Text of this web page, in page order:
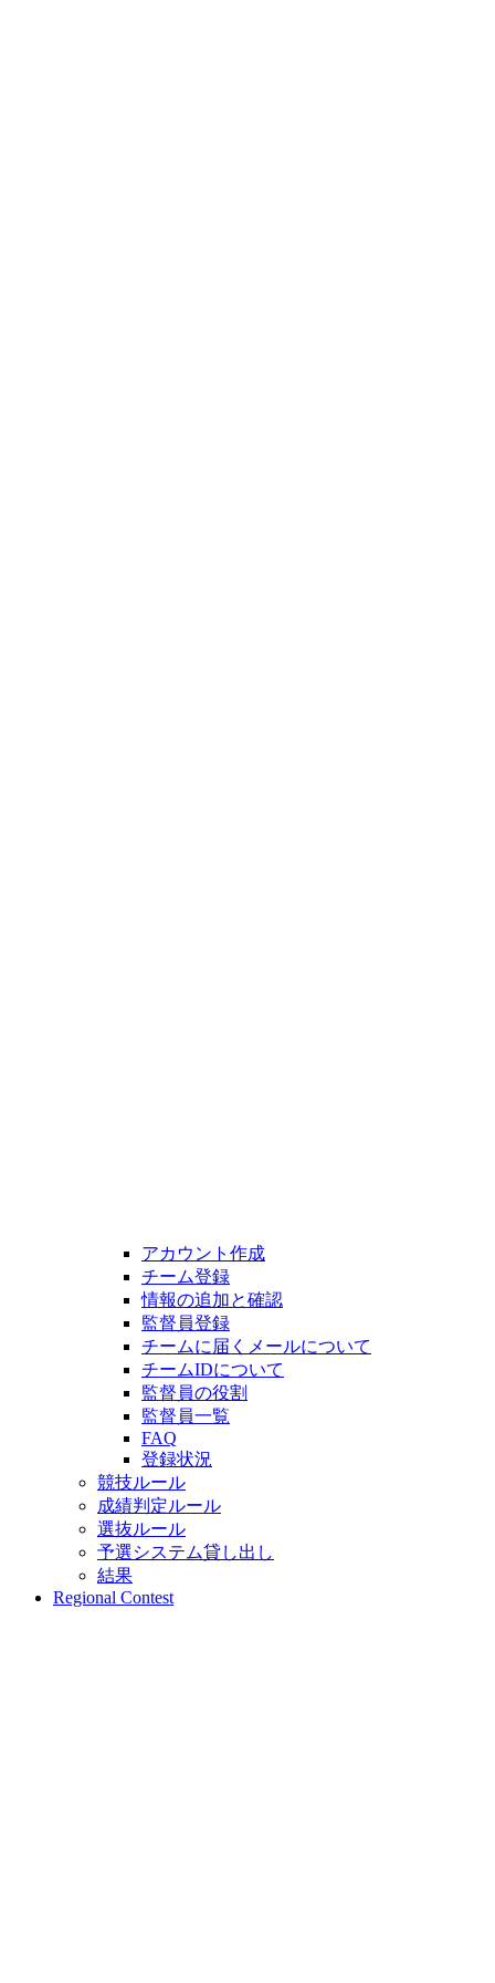
アカウント作成
チーム登録
情報の追加と確認
監督員登録
チームに届くメールについて
チームIDについて
監督員の役割
監督員一覧
FAQ
登録状況
競技ルール
成績判定ルール
選抜ルール
予選システム貸し出し
結果
Regional Contest